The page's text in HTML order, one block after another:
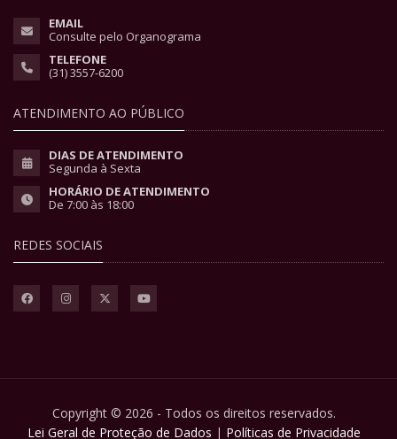
EMAIL
Consulte pelo Organograma
TELEFONE
(31) 3557-6200
ATENDIMENTO AO PÚBLICO
DIAS DE ATENDIMENTO
Segunda à Sexta
HORÁRIO DE ATENDIMENTO
De 7:00 às 18:00
REDES SOCIAIS
Copyright © 2026 - Todos os direitos reservados.
Lei Geral de Proteção de Dados | Políticas de Privacidade